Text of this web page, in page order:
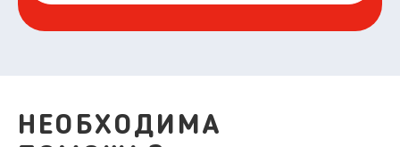
НЕОБХОДИМА